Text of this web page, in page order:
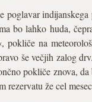
poglavar
bo lahko huda,
pokliče na
še večjih zalog
pokliče znova,
rezervatu že cel